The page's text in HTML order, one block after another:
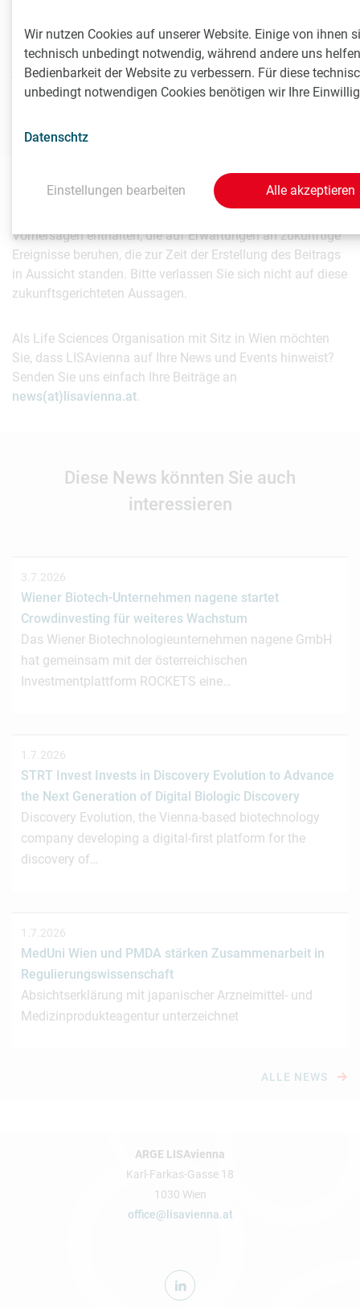
Öffentlichkeitsarbeit
+431 40160 - 11 501
johannes.angerer@meduniwien.ac.at
Webseite
Die inhaltliche Verantwortung für diesen Beitrag liegt
Vorhersagen enthalten, die auf Erwartungen an zukünftige
Ereignisse beruhen, die zur Zeit der Erstellung des Beitrags
in Aussicht standen. Bitte verlassen Sie sich nicht auf diese
zukunftsgerichteten Aussagen.
Als Life Sciences Organisation mit Sitz in Wien möchten
Sie, dass LISAvienna auf Ihre News und Events hinweist?
Senden Sie uns einfach Ihre Beiträge an
news(at)lisavienna.at.
Diese News könnten Sie auch
interessieren
3.7.2026
Wiener Biotech-Unternehmen nagene startet
Crowdinvesting für weiteres Wachstum
Das Wiener Biotechnologieunternehmen nagene GmbH
hat gemeinsam mit der österreichischen
Investmentplattform ROCKETS eine…
1.7.2026
STRT Invest Invests in Discovery Evolution to Advance
the Next Generation of Digital Biologic Discovery
Discovery Evolution, the Vienna-based biotechnology
company developing a digital-first platform for the
discovery of…
1.7.2026
MedUni Wien und PMDA stärken Zusammenarbeit in
Regulierungswissenschaft
Absichtserklärung mit japanischer Arzneimittel- und
Medizinprodukteagentur unterzeichnet
ALLE NEWS
ARGE LISAvienna
Karl-Farkas-Gasse 18
1030 Wien
office@lisavienna.at
Wir nutzen Cookies auf unserer Website. Einige von ihnen
technisch unbedingt notwendig, während andere uns
Bedienbarkeit der Website zu verbessern. Für diese
unbedingt notwendigen Cookies benötigen wir Ihre
Datenschtz
Einstellungen bearbeiten Alle akzeptieren